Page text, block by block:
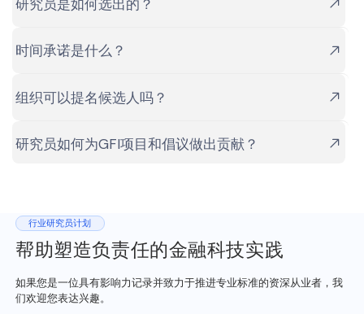
研究员是如何选出的？
时间承诺是什么？
组织可以提名候选人吗？
研究员如何为GFI项目和倡议做出贡献？
行业研究员计划
帮助塑造负责任的金融科技实践
如果您是一位具有影响力记录并致力于推进专业标准的资深从业者，我
们欢迎您表达兴趣。